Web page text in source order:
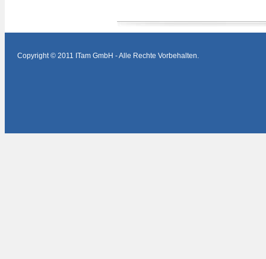
Copyright © 2011 ITam GmbH - Alle Rechte Vorbehalten.